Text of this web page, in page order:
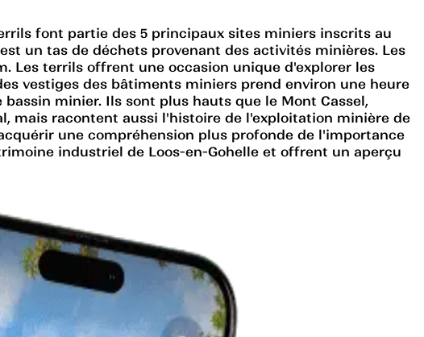
font partie des 5 principaux sites miniers inscrits au
un tas de déchets provenant des activités minières. Les
Les terrils offrent une occasion unique d'explorer les
vestiges des bâtiments miniers prend environ une heure
minier. Ils sont plus hauts que le Mont Cassel,
mais racontent aussi l'histoire de l'exploitation minière de
une compréhension plus profonde de l'importance
industriel de Loos-en-Gohelle et offrent un aperçu